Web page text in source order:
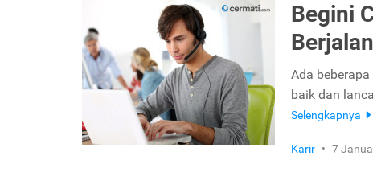
Begini
Ada
baik dan
Selengkapnya
Karir • 7